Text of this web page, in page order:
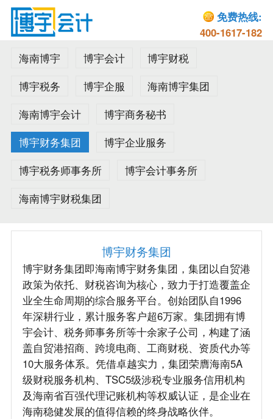
免费热线:
400-1617-182
海南博宇
博宇会计
博宇财税
博宇税务
博宇企服
海南博宇集团
海南博宇会计
博宇商务秘书
博宇财务集团
博宇企业服务
博宇税务师事务所
博宇会计事务所
海南博宇财税集团
博宇财务集团
博宇财务集团即海南博宇财务集团，集团以自贸港
政策为依托、财税咨询为核心，致力于打造覆盖企
业全生命周期的综合服务平台。创始团队自1996
年深耕行业，累计服务客户超6万家。集团拥有博
宇会计、税务师事务所等十余家子公司，构建了涵
盖自贸港招商、跨境电商、工商财税、资质代办等
10大服务体系。凭借卓越实力，集团荣膺海南5A
级财税服务机构、TSC5级涉税专业服务信用机构
及海南省百强代理记账机构等权威认证，是企业在
海南稳健发展的值得信赖的终身战略伙伴。